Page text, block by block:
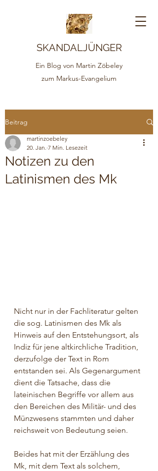
SKANDALJÜNGER
Ein Blog von Martin Zöbeley
zum Markus-Evangelium
Beitrag
Notizen zu den
Latinismen des Mk
martinzoebeley
20. Jan. 7 Min. Lesezeit
Nicht nur in der Fachliteratur gelten
die sog. Latinismen des Mk als
Hinweis auf den Entstehungsort, als
Indiz für jene altkirchliche Tradition,
derzufolge der Text in Rom
entstanden sei. Als Gegenargument
dient die Tatsache, dass die
lateinischen Begriffe vor allem aus
den Bereichen des Militär- und des
Münzwesens stammten und daher
reichsweit von Bedeutung seien.
Beides hat mit der Erzählung des
Mk, mit dem Text als solchem,